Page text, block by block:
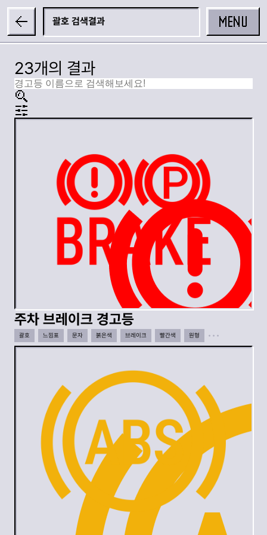
MENU
괄호
23개의 결과
주차 브레이크 경고등
괄호 느낌표 문자 붉은색 브레이크 빨간색 원형